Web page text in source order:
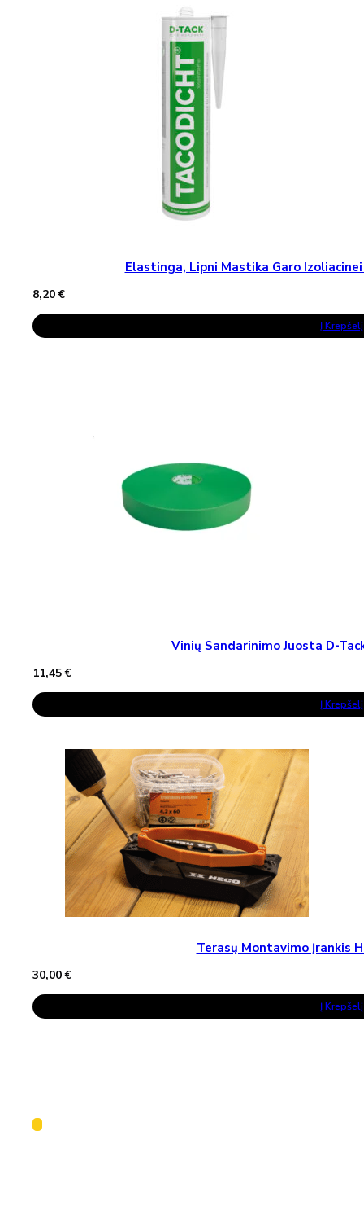
Elastinga, Lipni Mastika Garo Izoliacinei
8,20€
Į Krepšelį
Vinių Sandarinimo Juosta D-
11,45€
Į Krepšelį
Terasų Montavimo Įrankis
30,00€
Į Krepšelį